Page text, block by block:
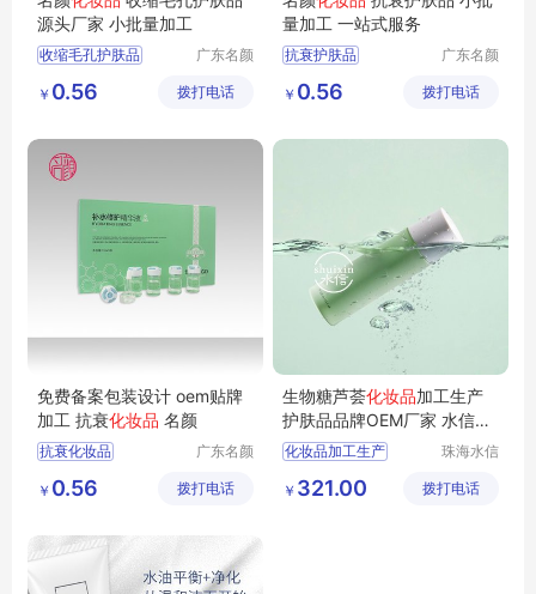
源头厂家 小批量加工
收缩毛孔护肤品
化妆品定制
化妆品加工
广东名颜
限公司
￥ 0.56 拨打电话
量加工 一站式服务
抗衰护肤品
化妆品OEM
护肤品定制贴牌
广东名颜
限公司
￥ 0.56 拨打电话
免费备案包装设计 oem贴牌
加工 抗衰化妆品 名颜
抗衰化妆品
化妆品OEM贴牌
护肤品OEM
广东名颜
限公司
￥ 0.56 拨打电话
生物糖芦荟化妆品加工生产
护肤品品牌OEM厂家 水信生
物
化妆品加工生产
芦荟加工化妆品厂家
珠海水信
有限公司
￥ 321.00 拨打电话